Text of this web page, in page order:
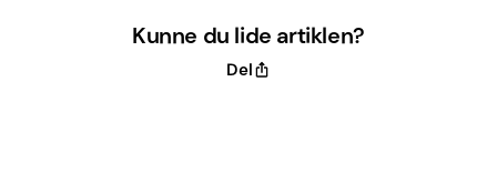
Kunne du lide artiklen?
Del